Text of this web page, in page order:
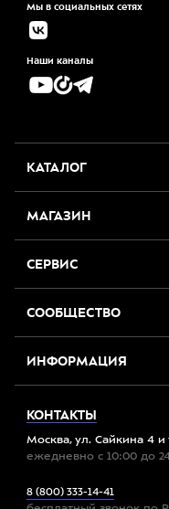
Мы в социальных сетях
Наши каналы
КАТАЛОГ
МАГАЗИН
СЕРВИС
СООБЩЕСТВО
ИНФОРМАЦИЯ
КОНТАКТЫ
Москва, ул. Сайкина 4
ежедневно с 10:00 до
8 (800) 333-14-41